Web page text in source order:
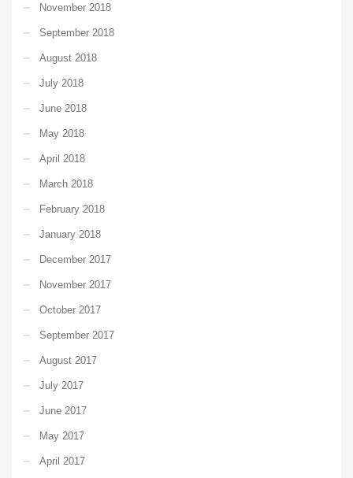
November 2018
September 2018
August 2018
July 2018
June 2018
May 2018
April 2018
March 2018
February 2018
January 2018
December 2017
November 2017
October 2017
September 2017
August 2017
July 2017
June 2017
May 2017
April 2017